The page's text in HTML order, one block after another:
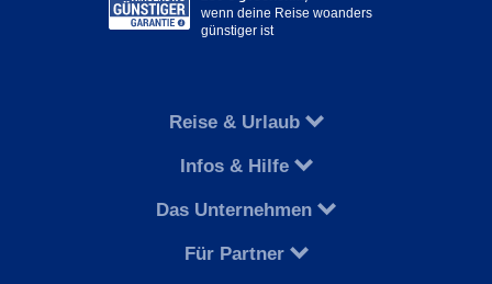
wenn deine Reise woanders
günstiger ist
Reise & Urlaub
Infos & Hilfe
Das Unternehmen
Für Partner